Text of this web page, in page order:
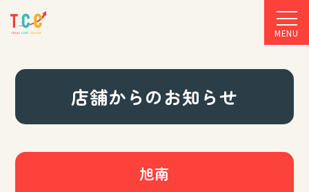
MENU
店舗からのお知らせ
旭南